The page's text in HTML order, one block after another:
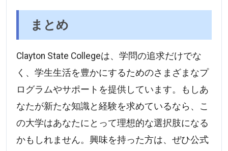
まとめ
Clayton State Collegeは、学問の追求だけでな
く、学生生活を豊かにするためのさまざまなプ
ログラムやサポートを提供しています。もしあ
なたが新たな知識と経験を求めているなら、こ
の大学はあなたにとって理想的な選択肢になる
かもしれません。興味を持った方は、ぜひ公式